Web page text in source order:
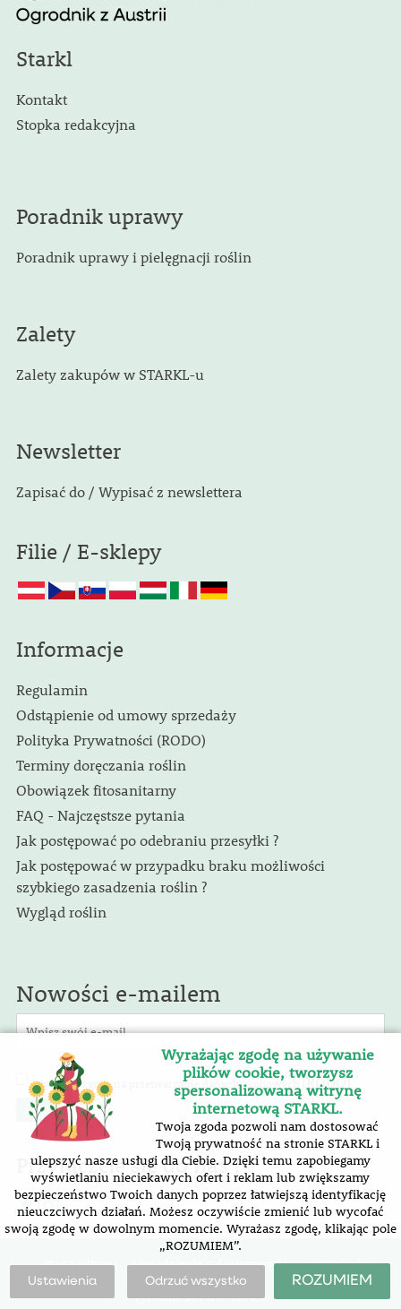
Starkl
Kontakt
Stopka redakcyjna
Poradnik uprawy
Poradnik uprawy i pielęgnacji roślin
Zalety
Zalety zakupów w STARKL-u
Newsletter
Zapisać do / Wypisać z newslettera
Filie / E-sklepy
Informacje
Regulamin
Odstąpienie od umowy sprzedaży
Polityka Prywatności (RODO)
Terminy doręczania roślin
Obowiązek fitosanitarny
FAQ - Najczęstsze pytania
Jak postępować po odebraniu przesyłki ?
Jak postępować w przypadku braku możliwości
szybkiego zasadzenia roślin ?
Wygląd roślin
Nowości e-mailem
Wyrażam zgodę na przetwarzanie danych osobowych (RODO)
Przyłączcie się do nas !
mapa witryn | oświadczenie o dostępności|
ustawienia
plików cookie
Vytvořilo SOFICO-CZ, a.s.
Wyrażając zgodę na używanie
plików cookie, tworzysz
spersonalizowaną witrynę
internetową STARKL.
Twoja zgoda pozwoli nam dostosować
Twoją prywatność na stronie STARKL i
ulepszyć nasze usługi dla Ciebie. Dzięki temu zapobiegamy
wyświetlaniu nieciekawych ofert i reklam lub zwiększamy
bezpieczeństwo Twoich danych poprzez łatwiejszą identyfikację
nieuczciwych działań. Możesz oczywiście zmienić lub wycofać
swoją zgodę w dowolnym momencie. Wyrażasz zgodę, klikając pole
„ROZUMIEM”.
Ustawienia Odrzuć wszystko ROZUMIEM